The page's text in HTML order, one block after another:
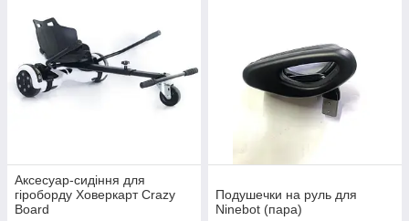
Аксесуар-сидіння для
гіроборду Ховеркарт Crazy
Board
Подушечки на руль для
Ninebot (пара)